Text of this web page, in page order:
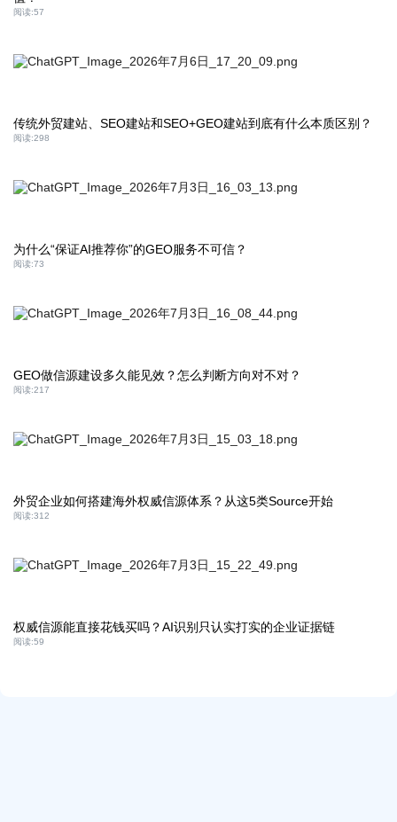
阅读:57
传统外贸建站、SEO建站和SEO+GEO建站到底有什么本质区别？
阅读:298
为什么“保证AI推荐你”的GEO服务不可信？
阅读:73
GEO做信源建设多久能见效？怎么判断方向对不对？
阅读:217
外贸企业如何搭建海外权威信源体系？从这5类Source开始
阅读:312
权威信源能直接花钱买吗？AI识别只认实打实的企业证据链
阅读:59